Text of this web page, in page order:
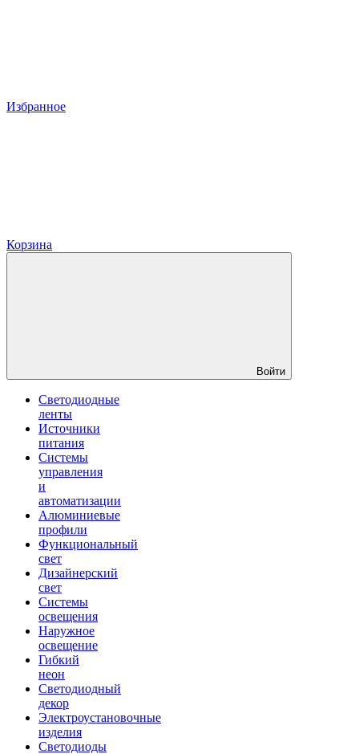
Избранное
Корзина
Войти
Светодиодные
ленты
Источники
питания
Системы
управления
и
автоматизации
Алюминиевые
профили
Функциональный
свет
Дизайнерский
свет
Системы
освещения
Наружное
освещение
Гибкий
неон
Светодиодный
декор
Электроустановочные
изделия
Светодиоды